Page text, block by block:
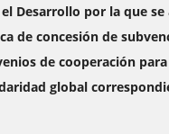
Desarrollo por la que se
de concesión de
de cooperación
global